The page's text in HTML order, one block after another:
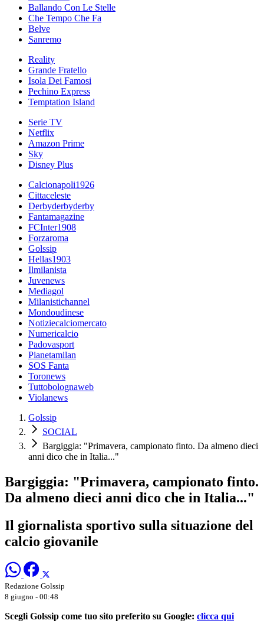
Ballando Con Le Stelle
Che Tempo Che Fa
Belve
Sanremo
Reality
Grande Fratello
Isola Dei Famosi
Pechino Express
Temptation Island
Serie TV
Netflix
Amazon Prime
Sky
Disney Plus
Calcionapoli1926
Cittaceleste
Derbyderbyderby
Fantamagazine
FCInter1908
Forzaroma
Golssip
Hellas1903
Ilmilanista
Juvenews
Mediagol
Milanistichannel
Mondoudinese
Notiziecalciomercato
Numericalcio
Padovasport
Pianetamilan
SOS Fanta
Toronews
Tuttobolognaweb
Violanews
Golssip
SOCIAL
Bargiggia: "Primavera, campionato finto. Da almeno dieci
anni dico che in Italia..."
Bargiggia: "Primavera, campionato finto.
Da almeno dieci anni dico che in Italia..."
Il giornalista sportivo sulla situazione del
calcio giovanile
Redazione Golssip
8 giugno - 00:48
Scegli Golssip come tuo sito preferito su Google: clicca qui